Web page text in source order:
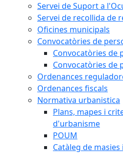
Servei de Suport a
Servei de recollida de
Oficines municipals
Convocatòries de
Convocatòries de
Convocatòries de
Ordenances
Ordenances fiscals
Normativa urbanistica
Plans, mapes i
d'urbanisme
POUM
Catàleg de